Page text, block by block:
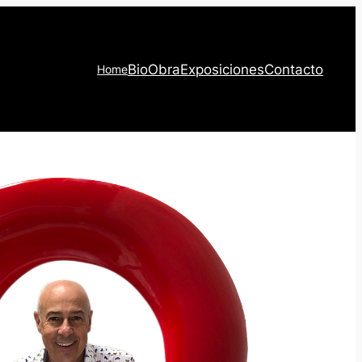
HomeBioObraExposicionesContacto